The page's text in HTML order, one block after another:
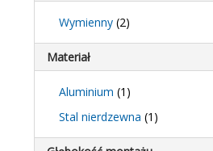
Wymienny (2)
Materiał
Aluminium (1)
Stal nierdzewna (1)